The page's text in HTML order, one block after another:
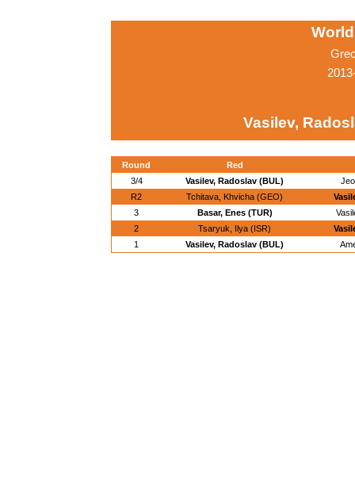
Vasilev,
Round
Red
3/4
Vasilev, Radoslav (BUL)
R2
Tchitava, Khvicha (GEO)
3
Basar, Enes (TUR)
2
Tsaryuk, Ilya (ISR)
1
Vasilev, Radoslav (BUL)